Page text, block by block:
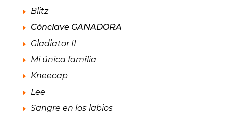
Blitz
Cónclave GANADORA
Gladiator II
Mi única familia
Kneecap
Lee
Sangre en los labios